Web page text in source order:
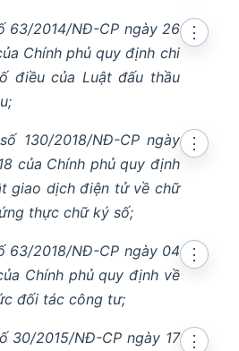
63/2014/NĐ-CP ngày 26
Chính phủ quy định chi
điều của Luật đấu thầu
⋮
130/2018/NĐ-CP ngày
của Chính phủ quy định
giao dịch điện tử về chữ
thực chữ ký số;
⋮
63/2018/NĐ-CP ngày 04
Chính phủ quy định về
đối tác công tư;
⋮
30/2015/NĐ-CP ngày 17
⋮